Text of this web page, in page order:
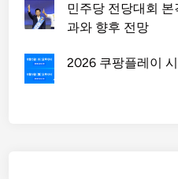
민주당 전당대회
과와 향후 전망
2026 쿠팡플레이